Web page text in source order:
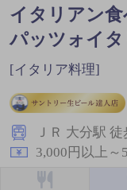
イタリアン
パッツォイタ
[イタリア料理]
ＪＲ 大分駅 徒
3,000円以上～